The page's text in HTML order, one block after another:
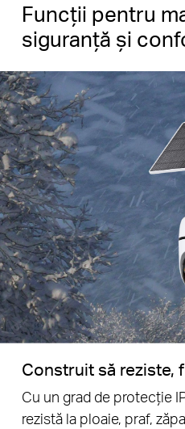
Funcții pentru
siguranță și
Construit să reziste,
Cu un grad de protecție
rezistă la ploaie, praf,